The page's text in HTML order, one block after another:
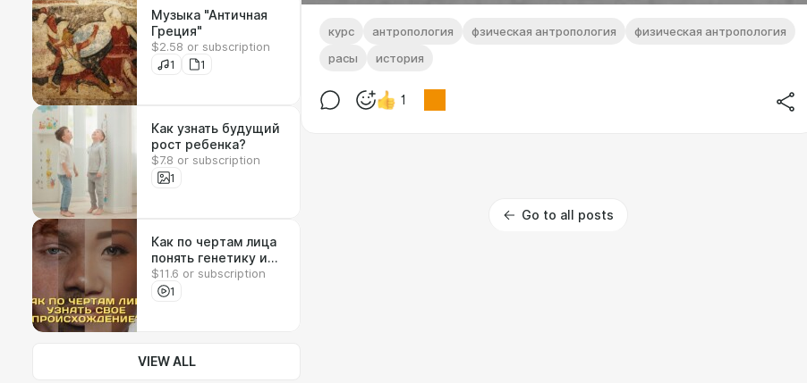
Музыка "Античная
Греция"
$2.58 or subscription
1
1
Как узнать будущий
рост ребенка?
$7.8 or subscription
1
Как по чертам лица
понять генетику и
происхождение
предков?
$11.6 or subscription
1
VIEW ALL
курс антропология фзическая антропология
физическая антропология
расы
история
1
Go to all posts